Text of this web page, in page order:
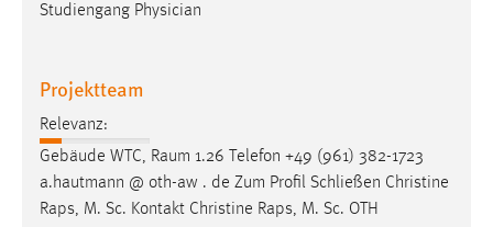
Studiengang Physician
Projektteam
Relevanz:
Gebäude WTC, Raum 1.26 Telefon +49 (961) 382-1723
a.hautmann @ oth-aw . de Zum Profil Schließen Christine
Raps, M. Sc. Kontakt Christine Raps, M. Sc. OTH